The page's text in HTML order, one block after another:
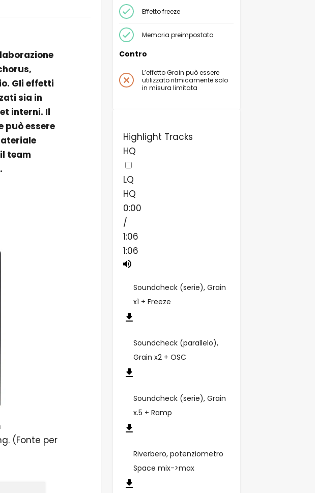
Gli effetti
sia in
interni. Il
può essere
team
(Fonte per
Effetto freeze
Memoria preimpostata
Contro
L’effetto Grain può essere
utilizzato ritmicamente solo
in misura limitata
Highlight Tracks
HQ
LQ
HQ
0:00
/
1:06
1:06
Soundcheck (serie), Grain
x1 + Freeze
Soundcheck (parallelo),
Grain x2 + OSC
Soundcheck (serie), Grain
x.5 + Ramp
Riverbero, potenziometro
Space mix->max